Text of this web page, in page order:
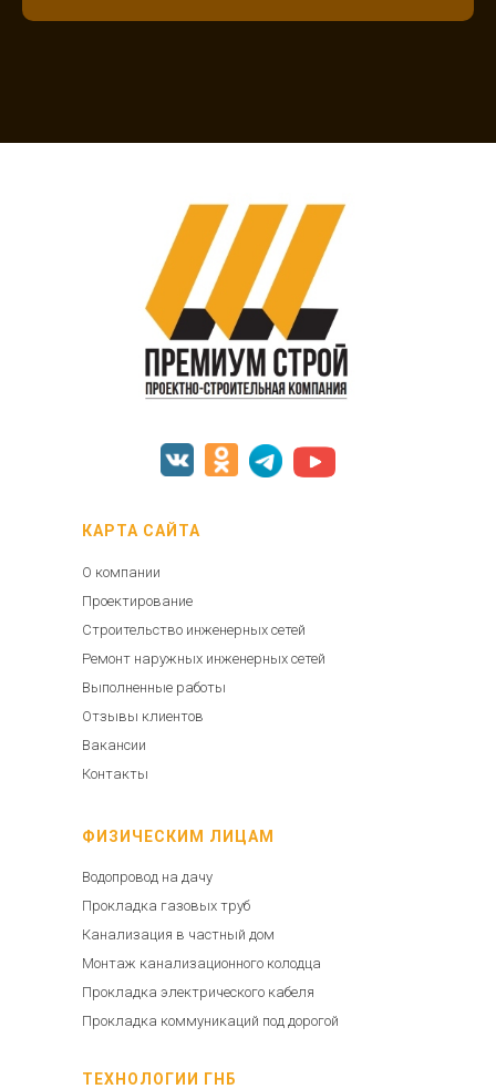
КАРТА САЙТА
ФИЗИЧЕСКИМ ЛИЦАМ
О компании
Проектирование
Строительство инженерных сетей
Ремонт наружных инженерных сетей
Выполненные работы
Отзывы клиентов
Вакансии
Контакты
ТЕХНОЛОГИИ ГНБ
Водопровод на дачу
Прокладка газовых труб
Канализация в частный дом
Монтаж канализационного колодца
Прокладка электрического кабеля
Прокладка коммуникаций под дорогой